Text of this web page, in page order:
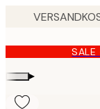
content.
SALE
▸